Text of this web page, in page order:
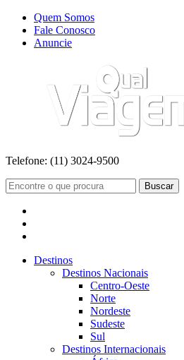
Quem Somos
Fale Conosco
Anuncie
Telefone: (11) 3024-9500
Buscar
Destinos
Destinos Nacionais
Centro-Oeste
Norte
Nordeste
Sudeste
Sul
Destinos Internacionais